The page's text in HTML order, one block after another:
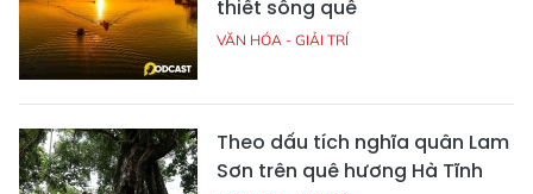
thiết sông quê
VĂN HÓA - GIẢI TRÍ
Theo dấu tích nghĩa quân Lam
Sơn trên quê hương Hà Tĩnh